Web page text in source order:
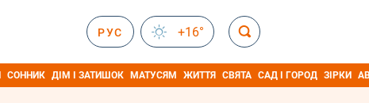
РУС +16°
СОННИК ДІМ І ЗАТИШОК МАТУСЯМ ЖИТТЯ СВЯТА САД І ГОРОД ЗІРКИ